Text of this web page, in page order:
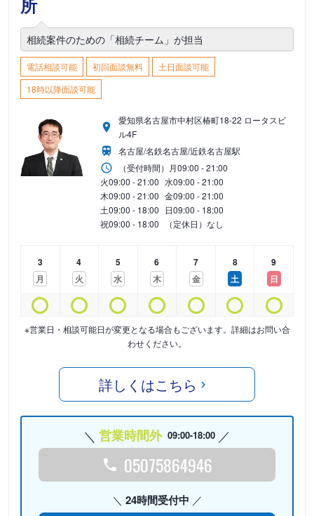
所
相続案件のための「相続チーム」が担当
電話相談可能 初回面談無料
土日面談可能
18時以降面談可能
愛知県名古屋市中村区椿町18-22 ロータスビ
ル4F
名古屋/名鉄名古屋/近鉄名古屋駅
（受付時間） 月09:00 - 21:00
火09:00 - 21:00 水09:00 - 21:00
木09:00 - 21:00 金09:00 - 21:00
土09:00 - 18:00 日09:00 - 18:00
祝09:00 - 18:00 （定休日）なし
3
月
4
火
5
水
6
木
7
金
8
土
9
日
※営業日・相談可能日が変更となる場合もございます。詳細はお問い合
わせください。
詳しくはこちら
営業時間外 09:00-18:00
05075864946
24時間受付中